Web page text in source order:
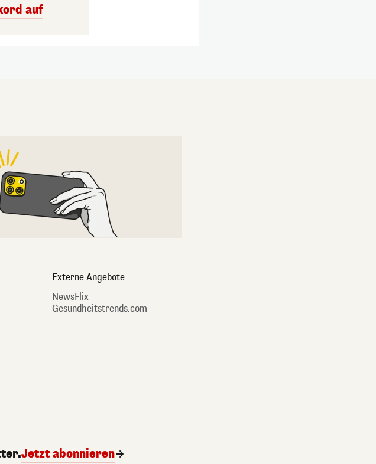
auf
Externe Angebote
NewsFlix
Gesundheitstrends.com
Jetzt abonnieren